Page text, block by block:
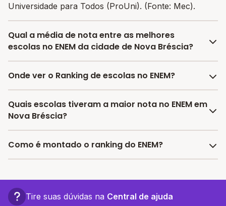
Universidade para Todos (ProUni). (Fonte: Mec).
Qual a média de nota entre as melhores
escolas no ENEM da cidade de Nova Bréscia?
A média de nota no ENEM entre as melhores escolas
é 611.42 e no Brasil é 606.37.
Onde ver o Ranking de escolas no ENEM?
No Melhor Escola você encontra o último ranking
divulgado pelo INEP das escolas por nota no ENEM e
Quais escolas tiveram a maior nota no ENEM em
Nova Bréscia?
As escolas com as maiores notas no ENEM em Nova
Como é montado o ranking do ENEM?
considerando a média das notas das provas objetivas
Tire suas dúvidas na Central de ajuda